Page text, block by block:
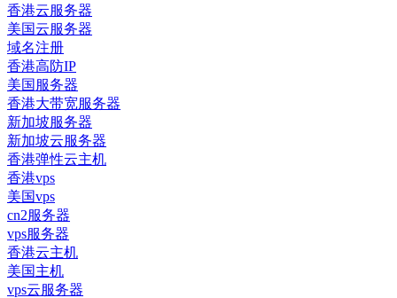
香港云服务器
美国云服务器
域名注册
香港高防IP
美国服务器
香港大带宽服务器
新加坡服务器
新加坡云服务器
香港弹性云主机
香港vps
美国vps
cn2服务器
vps服务器
香港云主机
美国主机
vps云服务器